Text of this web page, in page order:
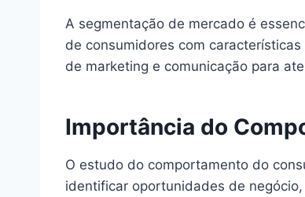
A segmentação de mercado é
de consumidores com
de marketing e comunicação para
Importância do
O estudo do comportamento do
identificar oportunidades de